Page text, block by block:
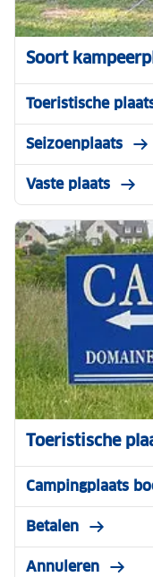
Soort
Toeristische
Seizoenplaats
Vaste plaats
Toeristische
Campingplaats
Betalen
Annuleren